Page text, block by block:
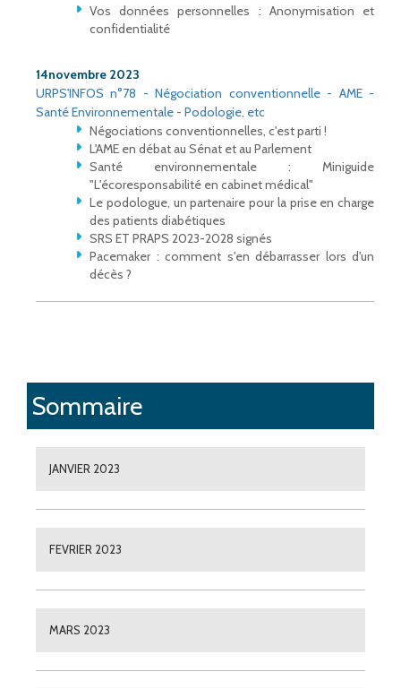
Vos données personnelles : Anonymisation et
confidentialité
14novembre 2023
URPS'INFOS n°78 - Négociation conventionnelle - AME -
Santé Environnementale - Podologie, etc
Négociations conventionnelles, c'est parti !
L'AME en débat au Sénat et au Parlement
Santé environnementale : Miniguide
"L'écoresponsabilité en cabinet médical"
Le podologue, un partenaire pour la prise en charge
des patients diabétiques
SRS ET PRAPS 2023-2028 signés
Pacemaker : comment s'en débarrasser lors d'un
décès ?
Sommaire
JANVIER 2023
FEVRIER 2023
MARS 2023